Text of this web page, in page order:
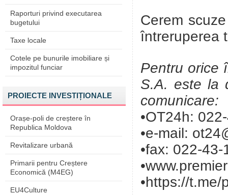
Raporturi privind executarea
bugetului
Taxe locale
Cotele pe bunurile imobiliare și
impozitul funciar
PROIECTE INVESTIȚIONALE
Orașe-poli de creștere în
Republica Moldova
Revitalizare urbană
Primarii pentru Creștere
Economică (M4EG)
EU4Culture
Cerem
întreruperea
Pentru orice
S.A. este la
comunicare:
•OT24h:
•e-mail:
•fax: 022-43-
•https://